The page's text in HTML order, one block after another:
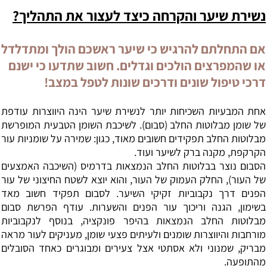
שמאחורי
נשירת שיער והקרחה כיצד לעצור את התהליך?
אם התחלתם להרגיש כי שיער ראשכם הולך ומתדלדל
או שהמפרצים הולכים וגדלים. חשוב שתדעו כי ישנם
דרכי טיפול שונים ודרכים שונות לטפל במצב!
אחת המבעיות השכיחות יותר לנשירת שיער הינה היווצרות עודפת
של שומן מבלוטות החלב (סבום). לשיכבת השומן הטבעית המופרשת
מבלוטות החלב תפקידים חשובים מאוד, כגון: שמירה על שומניות עור
הקרקפת, מקנה ברק לשיער ועוד.
הסבום נוצר בבלוטות החלב הנמצאות בדרמיס (השיכבה האמצעים
של העור), החלק העמוק של העור, והוא יוצא לשטח החיצוני של עור
הפנים דרך נקבוביות זקיקי השיער. לסבום תפקיד חשוב מאד
בשימון, הגנה וריכוך עור הפנים והשערות. עודף הפרשת סבום
מבלוטות החלב הנמצאות בהיפר פונקציה,
בנוסף לנקבוביות
מורחבות והיווצרות שומנים ולעיתים פצעי שומן, מעניקים לעור מראה
מבריק, שמנוני ולא אסתטי אצל צעירים ומבוגרים כאחד הסובלים
מהתופעה.